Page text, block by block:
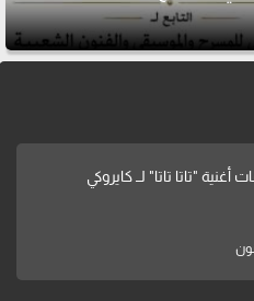
أغنية "تاتا تاتا" لــ كايروكي